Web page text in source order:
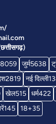
8059 जुर्म5638
2819 नई दिल्ली
खेल515 धर्म422
145 18+35